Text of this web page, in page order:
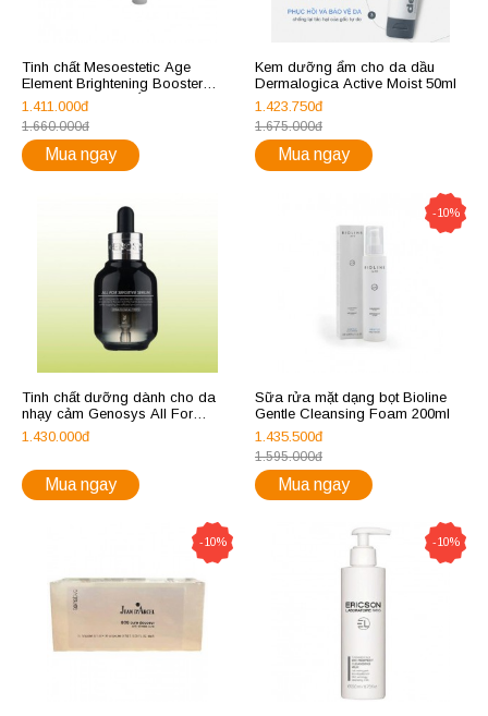
Tinh chất Mesoestetic Age
Element Brightening Booster
10ml dưỡng da trắng sáng
1.411.000đ
1.660.000đ
Mua ngay
Kem dưỡng ẩm cho da dầu
Dermalogica Active Moist 50ml
1.423.750đ
1.675.000đ
Mua ngay
Tinh chất dưỡng dành cho da
nhạy cảm Genosys All For
Sensitive Serum
1.430.000đ
Mua ngay
-10%
Sữa rửa mặt dạng bọt Bioline
Gentle Cleansing Foam 200ml
1.435.500đ
1.595.000đ
Mua ngay
-10% -10%